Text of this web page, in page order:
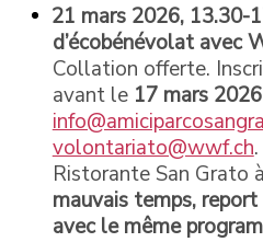
21 mars 2026, 13.30-
d’écobénévolat avec
Collation offerte.
avant le 17 mars 2026
volontariato@wwf.ch
Ristorante San Grato
mauvais temps,
avec le même